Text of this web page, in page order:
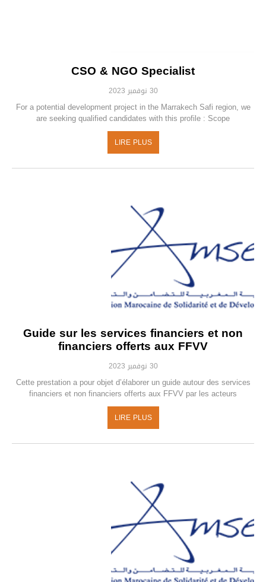
CSO & NGO Specialist
30 نوفمبر 2023
For a potential development project in the Marrakech Safi region, we
are seeking qualified candidates with this profile : Scope
LIRE PLUS
Guide sur les services financiers et non
financiers offerts aux FFVV
30 نوفمبر 2023
Cette prestation a pour objet d’élaborer un guide autour des services
financiers et non financiers offerts aux FFVV par les acteurs
LIRE PLUS